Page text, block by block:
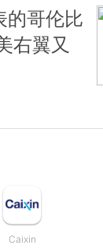
的哥伦比
右翼又
Caixin